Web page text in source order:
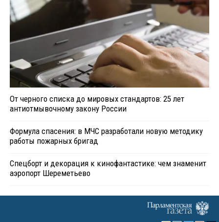
От черного списка до мировых стандартов: 25 лет
антиотмывочному закону России
Формула спасения: в МЧС разработали новую методику
работы пожарных бригад
Спецборт и декорация к кинофантастике: чем знаменит
аэропорт Шереметьево